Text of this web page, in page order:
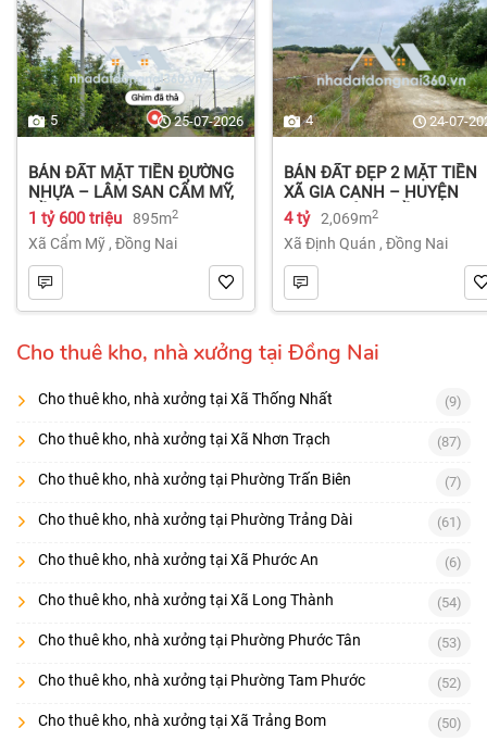
5 25-07-2026
BÁN ĐẤT MẶT TIỀN ĐƯỜNG
NHỰA – LÂM SAN CẨM MỸ,
ĐỒNG NAI.
1 tỷ 600 triệu 895m2
Xã Cẩm Mỹ , Đồng Nai
4 24-07-
BÁN ĐẤT ĐẸP 2 MẶT TIỀN
XÃ GIA CANH – HUYỆN
ĐỊNH QUÁN – ĐỒNG NAI dt
2.069m² 4 tỷ
4 tỷ 2,069m2
Xã Định Quán , Đồng Nai
Cho thuê kho, nhà xưởng tại Đồng Nai
Cho thuê kho, nhà xưởng tại Xã Thống Nhất (9)
Cho thuê kho, nhà xưởng tại Xã Nhơn Trạch (87)
Cho thuê kho, nhà xưởng tại Phường Trấn Biên (7)
Cho thuê kho, nhà xưởng tại Phường Trảng Dài (61)
Cho thuê kho, nhà xưởng tại Xã Phước An (6)
Cho thuê kho, nhà xưởng tại Xã Long Thành (54)
Cho thuê kho, nhà xưởng tại Phường Phước Tân (53)
Cho thuê kho, nhà xưởng tại Phường Tam Phước (52)
Cho thuê kho, nhà xưởng tại Xã Trảng Bom (50)